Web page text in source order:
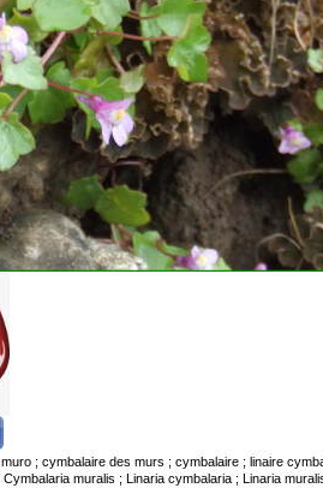
; cymbalaire des murs ; cymbalaire ; linaire
muralis ; Linaria cymbalaria ; Linaria